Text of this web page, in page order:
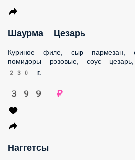
Шаурма Цезарь
Куриное филе, сыр пармезан,
помидоры розовые, соус
230 г.
399 ₽
Наггетсы